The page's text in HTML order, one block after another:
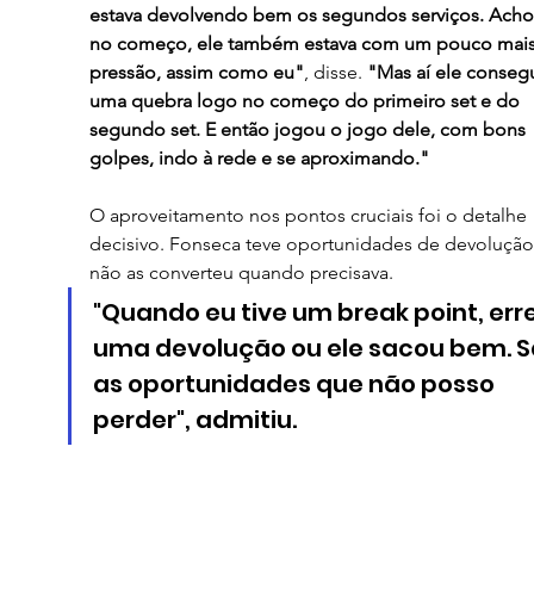
estava devolvendo bem os segundos serviços.
no começo, ele também estava com um pouco
pressão, assim como eu", disse. "Mas aí ele
uma quebra logo no começo do primeiro set e do
segundo set. E então jogou o jogo dele, com bons
golpes, indo à rede e se aproximando."
O aproveitamento nos pontos cruciais foi o detalhe
decisivo. Fonseca teve oportunidades de
não as converteu quando precisava.
"Quando eu tive um break point,
uma devolução ou ele sacou bem.
as oportunidades que não posso
perder", admitiu.